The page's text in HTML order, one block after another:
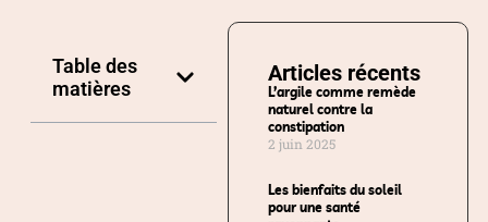
Table des
matières
Articles récents
L’argile comme remède
naturel contre la
constipation
2 juin 2025
Les bienfaits du soleil
pour une santé